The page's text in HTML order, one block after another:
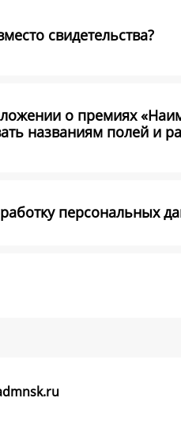
свидетельства?
о премиях
названиям полей и
персональных